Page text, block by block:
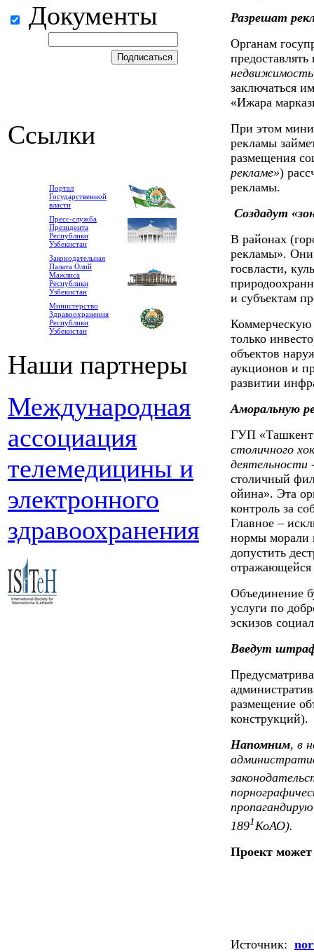
Документы
Ссылки
Портал
Государственной
власти
Пресс-служба
Президента
Республики
Узбекистан
Законодательная
Палата Олий
Мажлиса
Республики
Узбекистан
Министерство
Здравоохранения
Республики
Узбекистан
Наши партнеры
Международная
ассоциация
телемедицины и
электронного
здравоохранения
Разрешат
Органам
недвижимость
заключаться
«Ижара
При этом
рекламы
размещения
рекламе»)
рекламы.
Создадут
В районах
рекламы». Они
госвласти,
и субъектам
Коммерческую
только
объектов
аукционов и
развитии
Аморальную
ГУП «Ташкент
столичного
деятельности
столичный
ойина». Эта
контроль за
Главное –
нормы морали
допустить
Объединение
услуги по
эскизов
Введут
размещение
конструкций).
Напомним, в
1891КоАО).
Проект может
Источник: